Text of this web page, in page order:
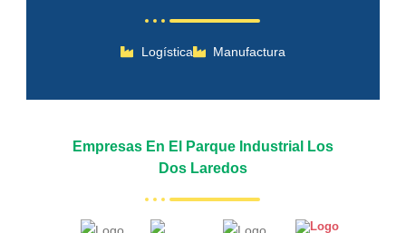
Logística Manufactura
Empresas En El Parque Industrial Los
Dos Laredos